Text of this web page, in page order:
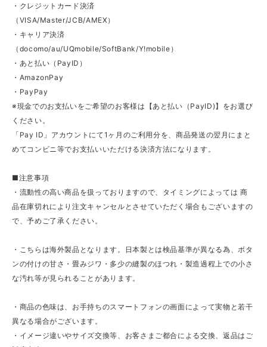
・クレジットカード決済
（VISA/Master/JCB/AMEX）
・キャリア決済
（docomo/au/UQmobile/SoftBank/Y!mobile）
・あと払い（PayID）
・AmazonPay
・PayPay
※現金でのお支払いをご希望のお客様は【あと払い（PayID)】をお選び
ください。
「Pay ID」アカウントにて1ヶ月のご利用分を、商品発送の翌月にまと
めてコンビニ等でお支払いいただける決済方法になります。
■注意事項
・流動性の高い商品を扱っておりますので、タイミングによっては 商
品在庫切れにより注文キャンセルとさせていただく場合もございますの
で、予めご了承ください。
・こちらは海外製品となります。日本製とは検品基準が異なる為、ボタ
ンの付けの甘さ・畳みジワ・多少の縫製のほつれ・製造過程上での小さ
な汚れ等が見られることがあります。
・商品の色味は、お手持ちのスマートフォンの画面によって実物と若干
異なる場合がございます。
・イメージ違いやサイズ交換等、お客さまご都合による交換、返品はご